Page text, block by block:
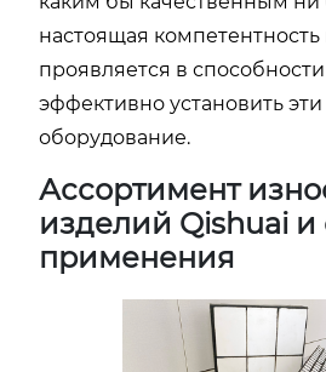
настоящая
проявляется в
эффективно установить
оборудование.
Ассортимент
изделий Qishuai и
применения